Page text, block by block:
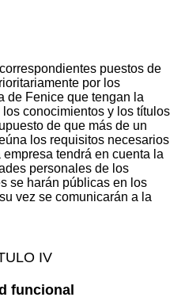
puestos de
por los
de Fenice que tengan la
conocimientos y los títulos
de que más de un
los requisitos necesarios
tendrá en cuenta la
personales de los
se harán públicas en los
vez se comunicarán a la
IV
funcional